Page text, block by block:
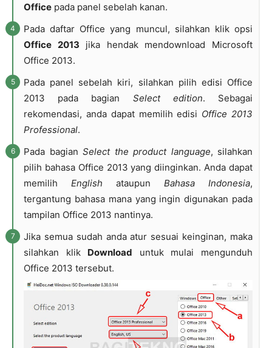
Office pada panel sebelah kanan.
Pada daftar Office yang muncul, silahkan klik opsi
Office 2013 jika hendak mendownload Microsoft
Office 2013.
Pada panel sebelah kiri, silahkan pilih edisi Office
2013 pada bagian Select edition. Sebagai
rekomendasi, anda dapat memilih edisi Office 2013
Professional.
Pada bagian Select the product language, silahkan
pilih bahasa Office 2013 yang diinginkan. Anda dapat
memilih English ataupun Bahasa Indonesia,
tergantung bahasa mana yang ingin digunakan pada
tampilan Office 2013 nantinya.
Jika semua sudah anda atur sesuai keinginan, maka
silahkan klik Download untuk mulai mengunduh
Office 2013 tersebut.